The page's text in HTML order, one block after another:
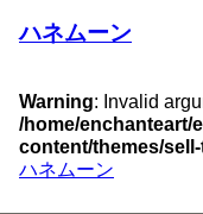
ハネムーン
Warning: Invalid
/home/enchanteart/
content/themes/
ハネムーン